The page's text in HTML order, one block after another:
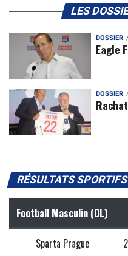
LES
DOSSIER
Eagle
DOSSIER
RÉSULTATS SPORTIFS
Football Masculin (OL)
Sparta Prague 2